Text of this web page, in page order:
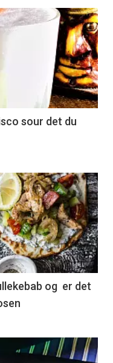
sour det du
og er det